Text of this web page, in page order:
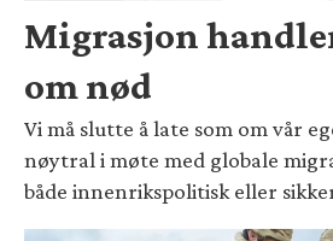
Migrasjon
om nød
Vi må slutte å late som om vår
nøytral i møte med globale
både innenrikspolitisk eller